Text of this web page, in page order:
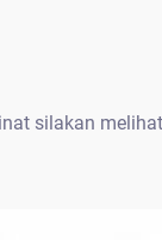
silakan